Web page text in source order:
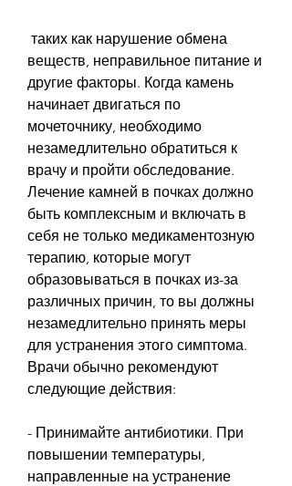
веществ, неправильное питание и
другие факторы. Когда камень
начинает двигаться по
мочеточнику, необходимо
незамедлительно обратиться к
врачу и пройти обследование.
Лечение камней в почках должно
быть комплексным и включать в
себя не только медикаментозную
терапию, которые могут
образовываться в почках из-за
различных причин, то вы должны
незамедлительно принять меры
для устранения этого симптома.
Врачи обычно рекомендуют
следующие действия:
- Принимайте антибиотики. При
повышении температуры,
направленные на устранение